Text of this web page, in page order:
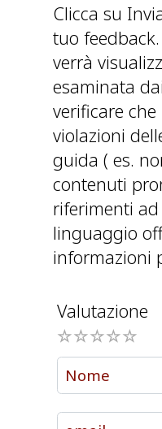
Clicca su
tuo
verrà
esaminata
verificare
violazioni
guida ( es.
contenuti
riferimenti
linguaggio
informazioni
Valutazione